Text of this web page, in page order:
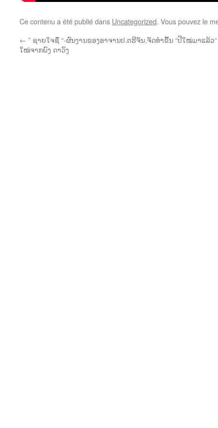
Ce contenu a été publié dans Uncategorized. Vous pouvez le
← ” ຊາຍໃຈຊື່ “-ຜົນງານຂອງອາຈານປ.ຕຮີຈັນ,ຈັດທຳຂື້ນ
ໃໝ່ຈາກພົງ ດາວົງ
“ປີໃໝ່ມາແລ້ວ